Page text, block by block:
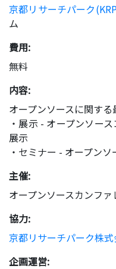
京都リサーチパーク
ム
費用:
無料
内容:
オープンソースに関
・展示 - オープンソー
展示
・セミナー - オープン
主催:
オープンソースカンフ
協力:
京都リサーチパーク株式
企画運営: